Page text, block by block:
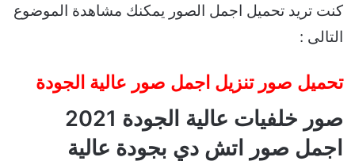
كنت تريد تحميل اجمل الصور يمكنك مشاهدة الموضوع
التالى :
تحميل صور تنزيل اجمل صور عالية الجودة
صور خلفيات عالية الجودة 2021
اجمل صور اتش دي بجودة عالية